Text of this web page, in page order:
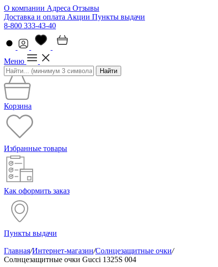
О компании Адреса Отзывы
Доставка и оплата Акции Пункты выдачи
8-800 333-43-40
Меню
Найти
Корзина
Избранные товары
Как оформить заказ
Пункты выдачи
Главная/Интернет-магазин/Солнцезащитные очки/
Солнцезащитные очки Gucci 1325S 004